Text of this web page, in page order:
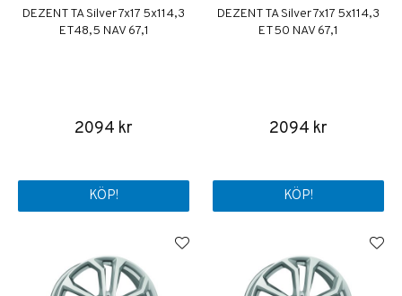
DEZENT TA Silver 7x17 5x114,3
ET48,5 NAV 67,1
2094 kr
KÖP!
DEZENT TA Silver 7x17 5x114,3
ET50 NAV 67,1
2094 kr
KÖP!